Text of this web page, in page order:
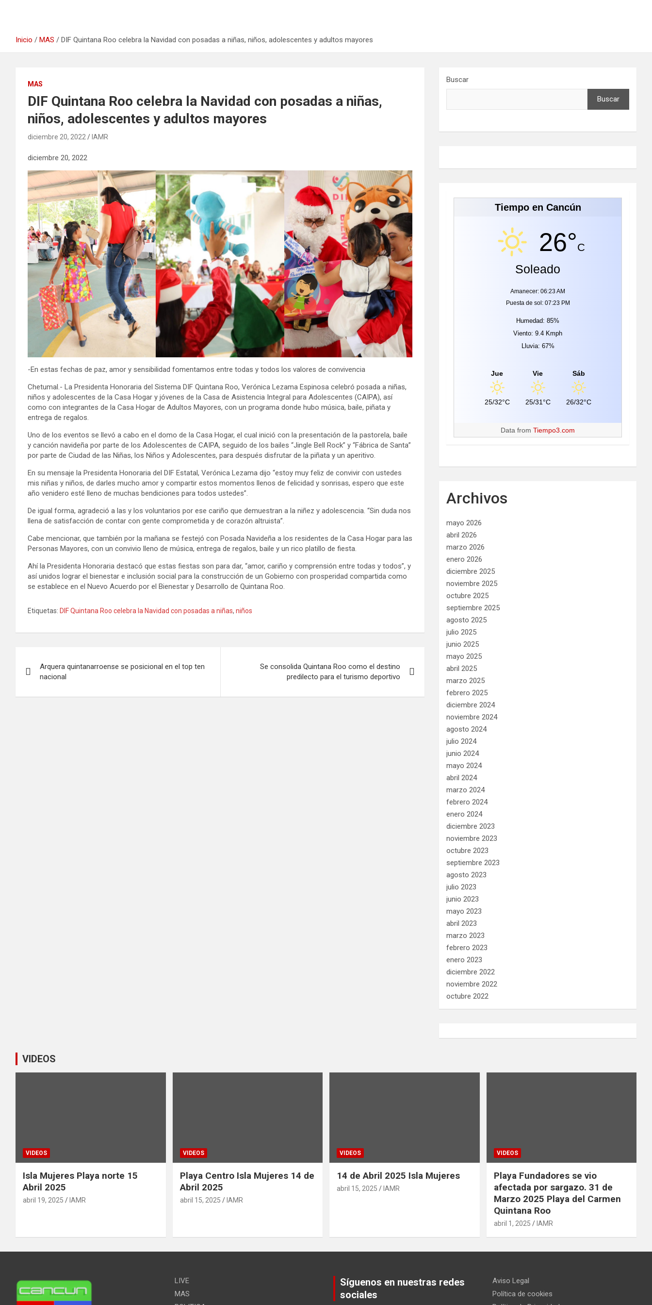
Inicio MAS DIF Quintana Roo celebra la Navidad con posadas a niñas, niños, adolescentes y adultos mayores
MAS
DIF Quintana Roo celebra la Navidad con posadas a niñas,
niños, adolescentes y adultos mayores
diciembre 20, 2022 IAMR
diciembre 20, 2022
-En estas fechas de paz, amor y sensibilidad fomentamos entre todas y todos los valores de convivencia
Chetumal.- La Presidenta Honoraria del Sistema DIF Quintana Roo, Verónica Lezama Espinosa celebró posada a niñas,
niños y adolescentes de la Casa Hogar y jóvenes de la Casa de Asistencia Integral para Adolescentes (CAIPA), así
como con integrantes de la Casa Hogar de Adultos Mayores, con un programa donde hubo música, baile, piñata y
entrega de regalos.
Uno de los eventos se llevó a cabo en el domo de la Casa Hogar, el cual inició con la presentación de la pastorela, baile
y canción navideña por parte de los Adolescentes de CAIPA, seguido de los bailes “Jingle Bell Rock” y “Fábrica de Santa”
por parte de Ciudad de las Niñas, los Niños y Adolescentes, para después disfrutar de la piñata y un aperitivo.
En su mensaje la Presidenta Honoraria del DIF Estatal, Verónica Lezama dijo “estoy muy feliz de convivir con ustedes
mis niñas y niños, de darles mucho amor y compartir estos momentos llenos de felicidad y sonrisas, espero que este
año venidero esté lleno de muchas bendiciones para todos ustedes”.
De igual forma, agradeció a las y los voluntarios por ese cariño que demuestran a la niñez y adolescencia. “Sin duda nos
llena de satisfacción de contar con gente comprometida y de corazón altruista”.
Cabe mencionar, que también por la mañana se festejó con Posada Navideña a los residentes de la Casa Hogar para las
Personas Mayores, con un convivio lleno de música, entrega de regalos, baile y un rico platillo de fiesta.
Ahí la Presidenta Honoraria destacó que estas fiestas son para dar, “amor, cariño y comprensión entre todas y todos”, y
así unidos lograr el bienestar e inclusión social para la construcción de un Gobierno con prosperidad compartida como
se establece en el Nuevo Acuerdo por el Bienestar y Desarrollo de Quintana Roo.
Etiquetas: DIF Quintana Roo celebra la Navidad con posadas a niñas, niños
de
entradas
Arquera quintanarroense se posicional en el top ten
nacional
Se consolida Quintana Roo como el destino
predilecto para el turismo deportivo
Buscar
Buscar
Tiempo en Cancún
26°C
Soleado
Amanecer: 06:23 AM
Puesta de sol: 07:23 PM
Humedad: 85%
Viento: 9.4 Kmph
Lluvia: 67%
Jue
25/32°C
Vie
25/31°C
Sáb
26/32°C
Data fromTiempo3.com
Archivos
mayo 2026
abril 2026
marzo 2026
enero 2026
diciembre 2025
noviembre 2025
octubre 2025
septiembre 2025
agosto 2025
julio 2025
junio 2025
mayo 2025
abril 2025
marzo 2025
febrero 2025
diciembre 2024
noviembre 2024
agosto 2024
julio 2024
junio 2024
mayo 2024
abril 2024
marzo 2024
febrero 2024
enero 2024
diciembre 2023
noviembre 2023
octubre 2023
septiembre 2023
agosto 2023
julio 2023
junio 2023
mayo 2023
abril 2023
marzo 2023
febrero 2023
enero 2023
diciembre 2022
noviembre 2022
octubre 2022
VIDEOS
VIDEOS
Isla Mujeres Playa norte 15
Abril 2025
abril 19, 2025 IAMR
VIDEOS
Playa Centro Isla Mujeres 14 de
Abril 2025
abril 15, 2025 IAMR
VIDEOS
14 de Abril 2025 Isla Mujeres
abril 15, 2025 IAMR
VIDEOS
Playa Fundadores se vio
afectada por sargazo. 31 de
Marzo 2025 Playa del Carmen
Quintana Roo
abril 1, 2025 IAMR
LIVE
MAS
Síguenos en nuestras redes
sociales
Aviso Legal
Política de cookies